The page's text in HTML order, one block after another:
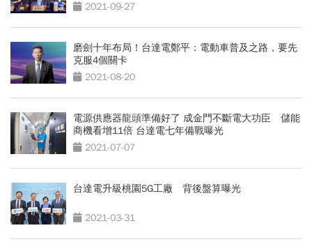
2021-09-27
磨劍十年布局！台達電鄭平：電動車普及之路，要先
克服4個關卡
2021-08-20
電源供應器龍頭準備好了 成金門不斷電大功臣 儲能
商機看增11倍 台達電七年備戰曝光
2021-07-07
台達電升級桃園5G工廠 背後盤算曝光
2021-03-31